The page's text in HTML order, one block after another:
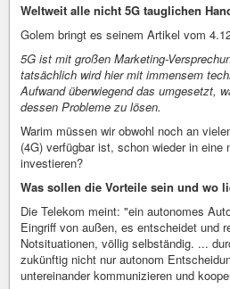
Weltweit alle nicht 5G tauglichen
Golem bringt es seinem Artikel vom
5G ist mit großen Marketing-
tatsächlich wird hier mit immensem
Aufwand überwiegend das umgesetzt,
dessen Probleme zu lösen.
Warim müssen wir obwohl noch an
(4G) verfügbar ist, schon wieder in eine
investieren?
Was sollen die Vorteile sein und wo
Die Telekom meint: "ein autonomes
Eingriff von außen, es entscheidet und
Notsituationen, völlig selbständig. ...
zukünftig nicht nur autonom
untereinander kommunizieren und